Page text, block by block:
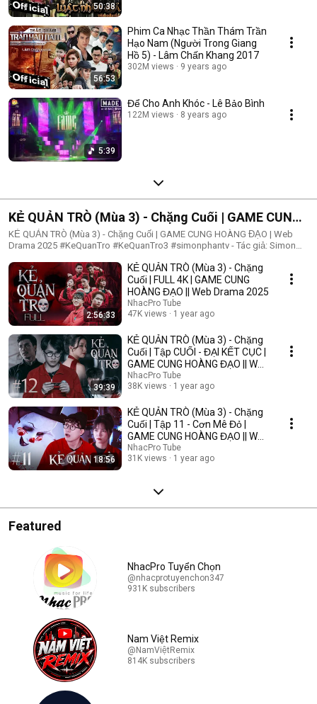
50:38
56:53
Phim Ca Nhạc Thần Thám Trần
Hạo Nam (Người Trong Giang
Hồ 5) - Lâm Chấn Khang 2017
302M views 9 years ago
5:39
Để Cho Anh Khóc - Lê Bảo Bình
122M views 8 years ago
KẺ QUẢN TRÒ (Mùa 3) - Chặng Cuối | GAME CUNG
HOÀNG ĐẠO | Web Drama 2025
KẺ QUẢN TRÒ (Mùa 3) - Chặng Cuối | GAME CUNG HOÀNG ĐẠO | Web
Drama 2025 #KeQuanTro #KeQuanTro3 #simonphantv - Tác giả: Simon
Khánh Duy ► Một trò chơi kỳ lạ, với mức thưởng tiền tỷ. Một trò chơi
mang hơi hướng của show truyền hình thực tế, nhưng dần trở nên đen tối
hơn quà từng vòng. Ai sẽ là người chiến thắng cuối cùng?. Mục đích của
KẺ QUẢN TRÒ là gì?. Và gương mặt đằng sau chiếc mặt nạ. Tất cả sẽ tiết
lộ trong seri web drama KẺ QUẢN TRÒ (Mùa 3) Simon Phan _ Anh trai
Simon Huỳnh Nhựt _ Diễn viên Huỳnh Nhựt Bnat _ Ca sĩ Bnat Bảo Ngân _
Cô giáo Bảo Ngân Trúc _ TikToker Trúc Khánh Duy _ Nghệ sĩ Khánh Duy
Simon Phan _ Em trai Cá Hồi
2:56:33
KẺ QUẢN TRÒ (Mùa 3) - Chặng
Cuối | FULL 4K | GAME CUNG
HOÀNG ĐẠO || Web Drama 2025
NhacPro Tube
47K views
1 year ago
39:39
KẺ QUẢN TRÒ (Mùa 3) - Chặng
Cuối | Tập CUỐI - ĐẠI KẾT CỤC |
GAME CUNG HOÀNG ĐẠO || Web
Drama 2025
NhacPro Tube
38K views
1 year ago
18:56
KẺ QUẢN TRÒ (Mùa 3) - Chặng
Cuối | Tập 11 - Cơn Mê Đỏ |
GAME CUNG HOÀNG ĐẠO || Web
Drama 2025
NhacPro Tube
31K views
1 year ago
Featured
NhacPro Tuyển Chọn
@nhacprotuyenchon347
931K subscribers
Nam Việt Remix
@NamViệtRemix
814K subscribers